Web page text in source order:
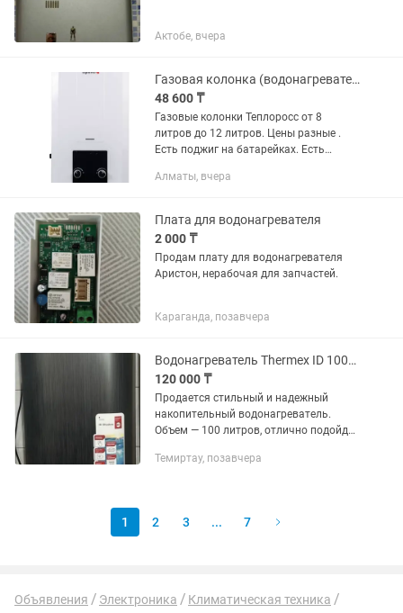
Актобе, вчера
Газовая колонка (водонагреватель) Teploross
48 600 ₸
Газовые колонки Теплоросс от 8
литров до 12 литров. Цены разные .
Есть поджиг на батарейках. Есть
комплектуются дымоходом.
батареек,...
Алматы, вчера
Плата для водонагревателя
2 000 ₸
Продам плату для водонагревателя
Аристон, нерабочая для запчастей.
Караганда, позавчера
Водонагреватель Thermex ID 100V Shadow 100 литров, черный
120 000 ₸
Продается стильный и надежный
накопительный водонагреватель.
Объем — 100 литров, отлично подойдет
корпус, сенсорное управление и
Темиртау, позавчера
1 2 3 ... 7
Объявления Электроника
Климатическая техника